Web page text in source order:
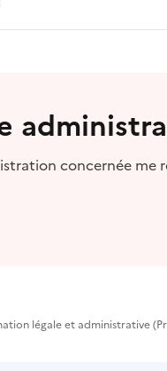
concernée me
légale et administrative